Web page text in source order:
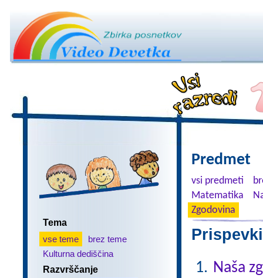
Tema
vse teme
brez teme
Kulturna dediščina
Razvrščanje
Predmet
vsi predmeti
Matematika
Zgodovina
Naša